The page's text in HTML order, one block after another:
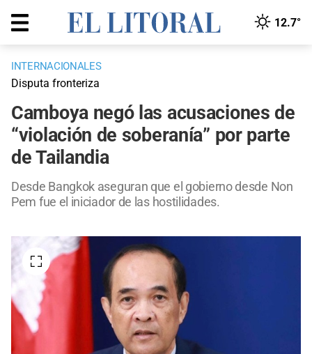
12.7°
INTERNACIONALES
Disputa fronteriza
Camboya negó las acusaciones de
“violación de soberanía” por parte
de Tailandia
Desde Bangkok aseguran que el gobierno desde Non
Pem fue el iniciador de las hostilidades.